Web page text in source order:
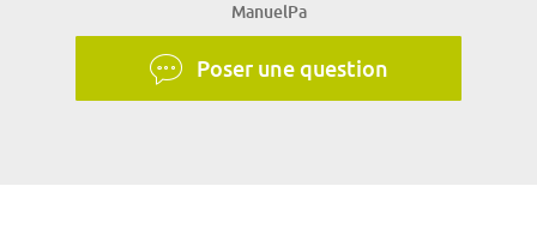
ManuelPa
Poser une question